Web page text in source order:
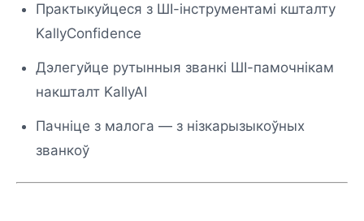
Практыкуйцеся з ШІ-інструментамі кшталту
KallyConfidence
Дэлегуйце рутынныя званкі ШІ-памочнікам
накшталт KallyAI
Пачніце з малога — з нізкарызыкоўных
званкоў